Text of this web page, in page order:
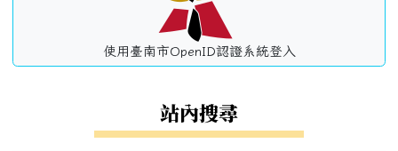
使用臺南市OpenID認證系統登入
站內搜尋